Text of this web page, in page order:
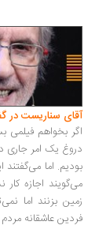
سناریست در گفت‌وگو
بخواهم فیلمی بسازم
یک امر جاری در این
اما می‌گفتند این
اجازه کار
بزنند اما
عاشقانه مردم را